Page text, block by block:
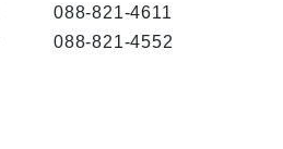
088-821-4611
088-821-4552